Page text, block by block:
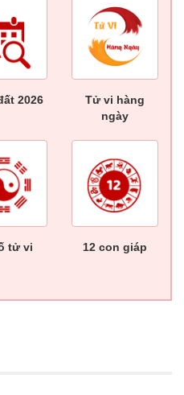
2026
Tử vi hàng
ngày
tử vi 12 con giáp